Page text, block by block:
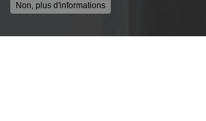
Non, plus d'informations